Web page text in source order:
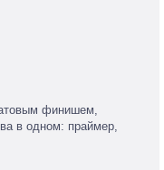
финишем,
в одном: праймер,